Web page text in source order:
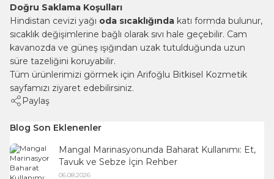
Doğru Saklama Koşulları
Hindistan cevizi yağı oda sıcaklığında katı formda bulunur,
sıcaklık değişimlerine bağlı olarak sıvı hale geçebilir. Cam
kavanozda ve güneş ışığından uzak tutulduğunda uzun
süre tazeliğini koruyabilir.
Tüm ürünlerimizi görmek için Arifoğlu Bitkisel Kozmetik
sayfamızı ziyaret edebilirsiniz.
Paylaş
Blog Son Eklenenler
Mangal Marinasyonunda Baharat Kullanımı: Et,
Tavuk ve Sebze İçin Rehber
06.08.2026